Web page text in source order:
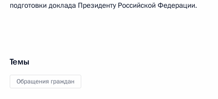
подготовки доклада Президенту Российской Федерации.
Темы
Обращения граждан